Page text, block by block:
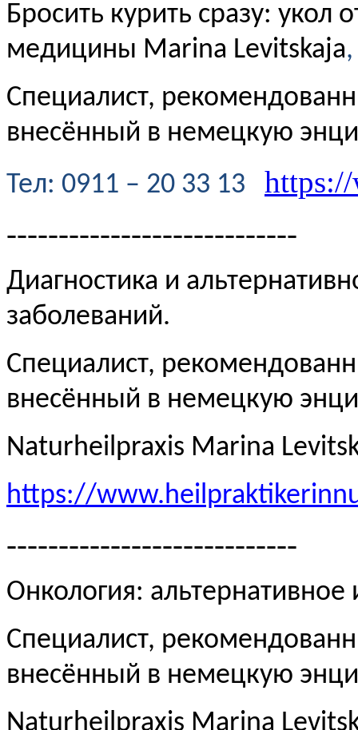
Бросить курить сразу: укол
медицины Marina Levitskaja,
Специалист,
внесённый в немецкую
Teл: 0911 – 20 33 13
----------------------------
Диагностика и
заболеваний.
Специалист,
внесённый в немецкую
Naturheilpraxis Marina
https://
----------------------------
Онкология:
Специалист,
внесённый в немецкую
Naturheilpraxis Marina